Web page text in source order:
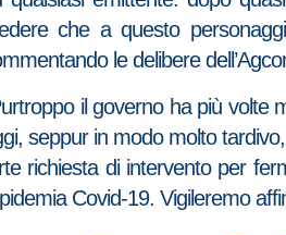
che a questo
le delibere
il governo ha più volte
seppur in modo molto
richiesta di intervento per
Covid-19. Vigileremo